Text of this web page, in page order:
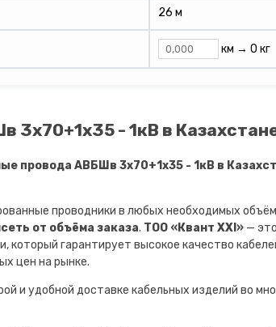
26 м
км → 0 кг
3х70+1х35 - 1кВ в
провода АВБШв 3х70+1х35 - 1кВ в
проводники в любых необходимых
от объёма заказа. ТОО «Квант XXI» —
который гарантирует высокое качество
цен на рынке.
и удобной доставке кабельных изделий во